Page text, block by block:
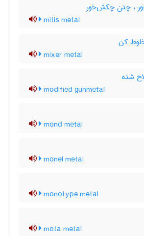
، چدن چکش‌خور
mitis metal
کن
mixer metal
شده
modified gunmetal
mond metal
monel metal
monotype metal
mota metal